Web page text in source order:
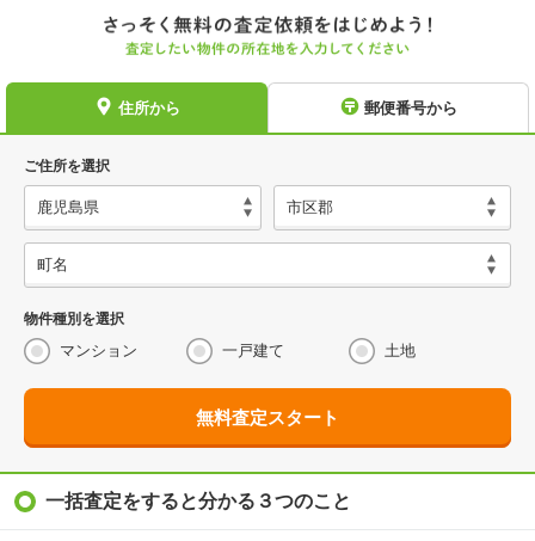
住所から 郵便番号から
ご住所を選択
物件種別を選択
マンション 一戸建て 土地
無料査定スタート
一括査定をすると分かる３つのこと